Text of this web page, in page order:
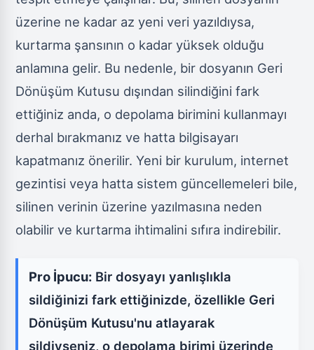
üzerine ne kadar az yeni veri yazıldıysa,
kurtarma şansının o kadar yüksek olduğu
anlamına gelir. Bu nedenle, bir dosyanın Geri
Dönüşüm Kutusu dışından silindiğini fark
ettiğiniz anda, o depolama birimini kullanmayı
derhal bırakmanız ve hatta bilgisayarı
kapatmanız önerilir. Yeni bir kurulum, internet
gezintisi veya hatta sistem güncellemeleri bile,
silinen verinin üzerine yazılmasına neden
olabilir ve kurtarma ihtimalini sıfıra indirebilir.
Pro İpucu: Bir dosyayı yanlışlıkla
sildiğinizi fark ettiğinizde, özellikle Geri
Dönüşüm Kutusu'nu atlayarak
sildiyseniz, o depolama birimi üzerinde